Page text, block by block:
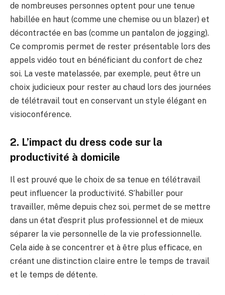
de nombreuses personnes optent pour une tenue
habillée en haut (comme une chemise ou un blazer) et
décontractée en bas (comme un pantalon de jogging).
Ce compromis permet de rester présentable lors des
appels vidéo tout en bénéficiant du confort de chez
soi. La veste matelassée, par exemple, peut être un
choix judicieux pour rester au chaud lors des journées
de télétravail tout en conservant un style élégant en
visioconférence.
2. L’impact du dress code sur la
productivité à domicile
Il est prouvé que le choix de sa tenue en télétravail
peut influencer la productivité. S’habiller pour
travailler, même depuis chez soi, permet de se mettre
dans un état d’esprit plus professionnel et de mieux
séparer la vie personnelle de la vie professionnelle.
Cela aide à se concentrer et à être plus efficace, en
créant une distinction claire entre le temps de travail
et le temps de détente.